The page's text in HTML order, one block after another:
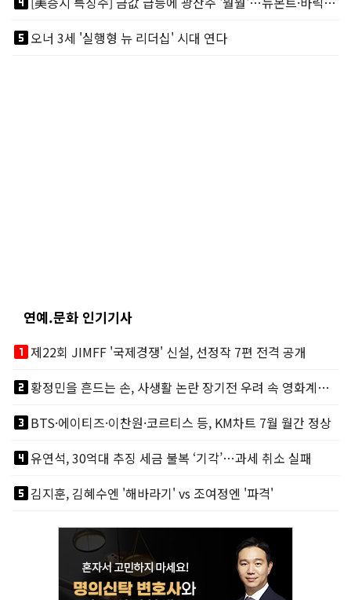
looks_5오너 3세 '실행형 뉴 리더십' 시대 연다
연예.문화 인기기사
looks_one제22회 JIMFF '국제경쟁' 신설, 선정작 7편 전격 공개
looks_two
황정민을 흔드는 손, 사생활 논란 장기전 우려 속 영화계도 리스크
looks_3BTS·에이티즈·이찬원·코르티스 등, KM차트 7월 월간 정상
looks_4유연석, 30억대 추징 세금 불복 ‘기각’…과세 취소 실패
looks_5김지훈, 김혜수엔 '해바라기' vs 조여정엔 '파격'